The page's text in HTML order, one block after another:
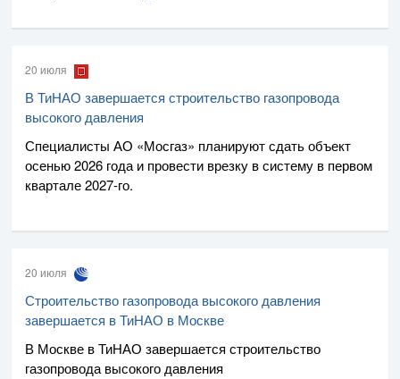
20 июля
В ТиНАО завершается строительство газопровода
высокого давления
Специалисты АО «Мосгаз» планируют сдать объект
осенью 2026 года и провести врезку в систему в первом
квартале2027-го.
20 июля
Строительство газопровода высокого давления
завершается в ТиНАО в Москве
В Москве в ТиНАО завершается строительство
газопровода высокого давления